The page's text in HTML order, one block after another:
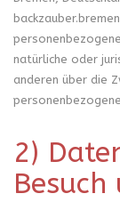
natürliche oder
anderen über die
2)
Besuch